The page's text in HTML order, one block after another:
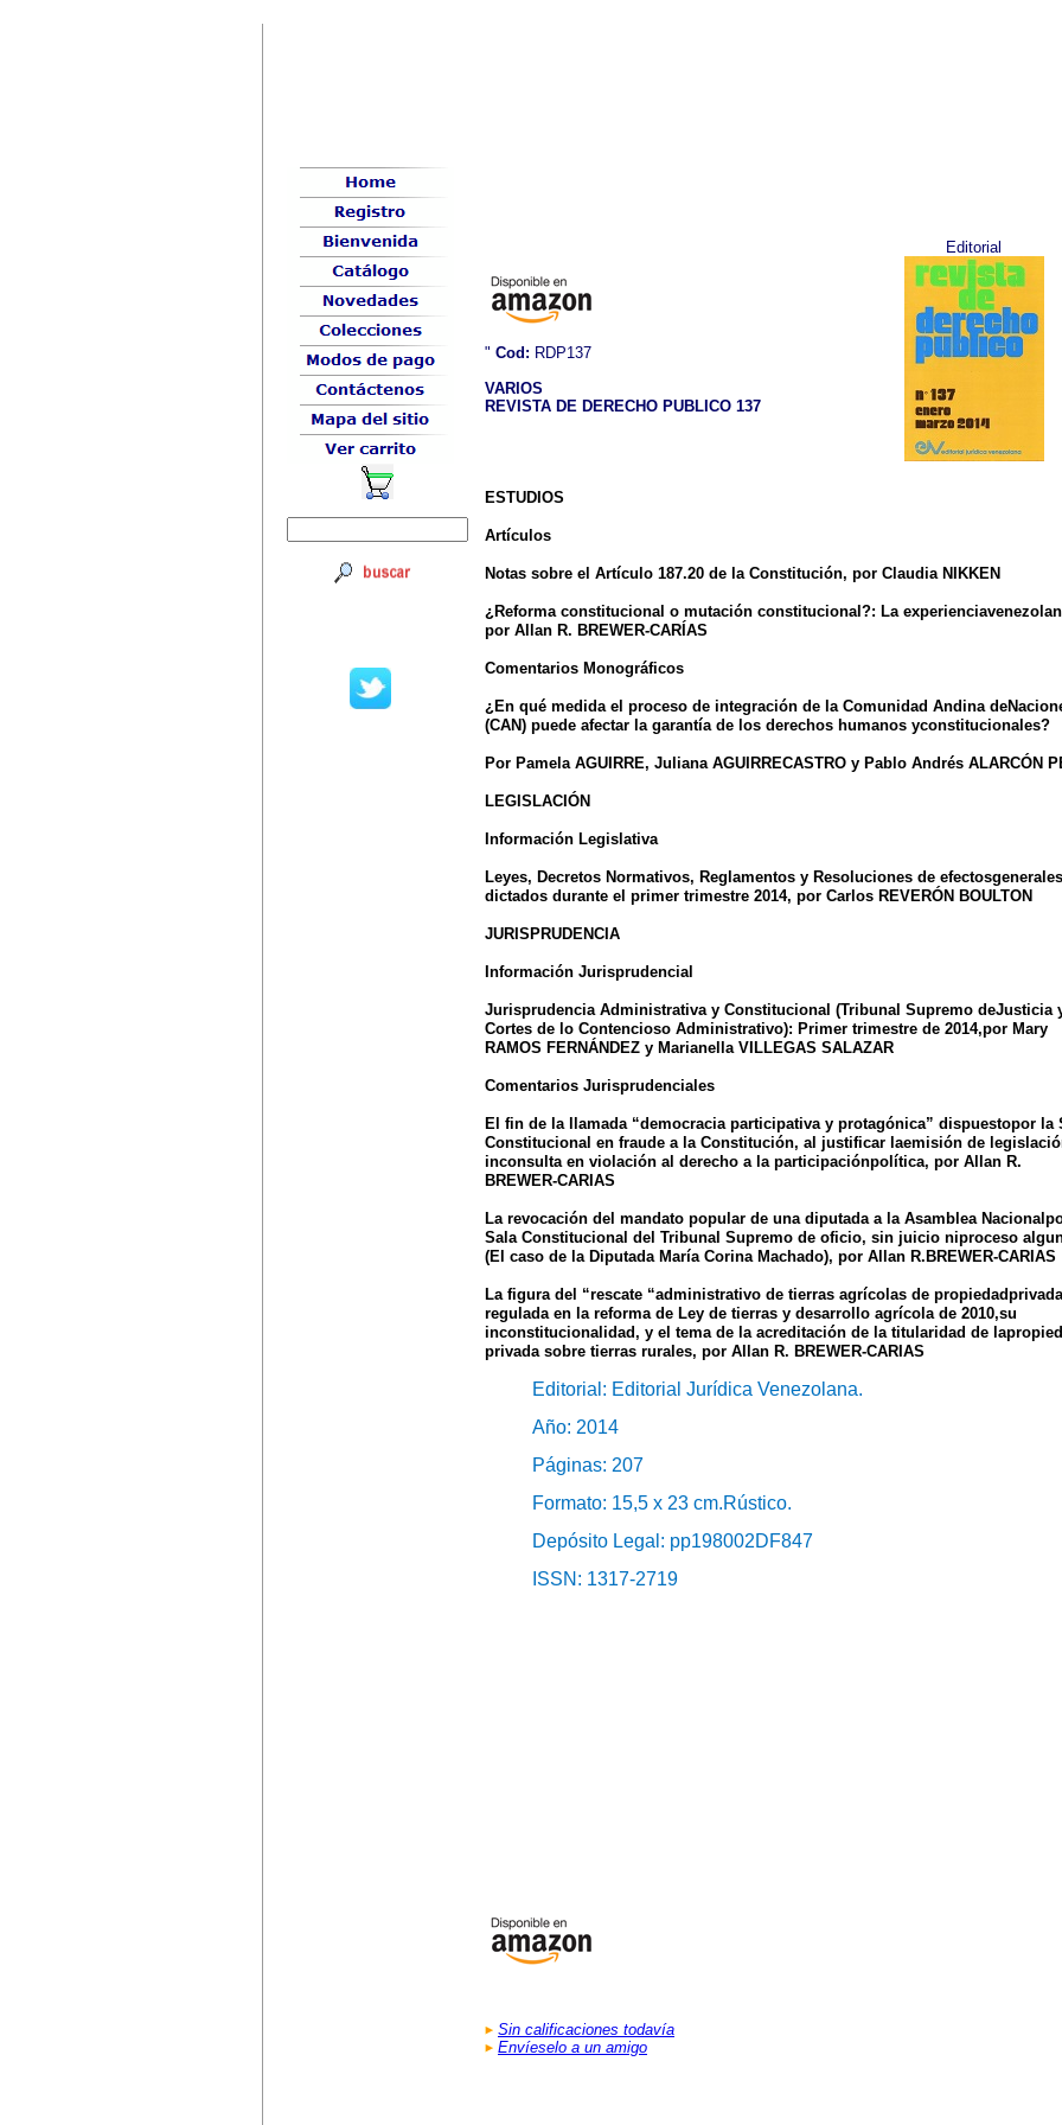
" Cod: RDP137
VARIOS
REVISTA DE DERECHO PUBLICO 137
Editorial
ESTUDIOS
Artículos
Notas sobre el Artículo 187.20 de la Constitución, por Claudia NIKKEN
¿Reforma constitucional o mutación constitucional?: La
por Allan R. BREWER-CARÍAS
Comentarios Monográficos
¿En qué medida el proceso de integración de la Comunidad Andina
(CAN) puede afectar la garantía de los derechos humanos yconstitucionales?
Por Pamela AGUIRRE, Juliana AGUIRRECASTRO y Pablo Andrés ALARCÓN
LEGISLACIÓN
Información Legislativa
Leyes, Decretos Normativos, Reglamentos y Resoluciones de efectosgenerales
dictados durante el primer trimestre 2014, por Carlos REVERÓN BOULTON
JURISPRUDENCIA
Información Jurisprudencial
Jurisprudencia Administrativa y Constitucional (Tribunal Supremo deJusticia
Cortes de lo Contencioso Administrativo): Primer trimestre de 2014,por Mary
RAMOS FERNÁNDEZ y Marianella VILLEGAS SALAZAR
Comentarios Jurisprudenciales
El fin de la llamada “democracia participativa y protagónica” dispuestopor la
Constitucional en fraude a la Constitución, al justificar laemisión de
inconsulta en violación al derecho a la participaciónpolítica, por Allan R.
BREWER-CARIAS
La revocación del mandato popular de una diputada a la Asamblea
Sala Constitucional del Tribunal Supremo de oficio, sin juicio niproceso
(El caso de la Diputada María Corina Machado), por Allan R.BREWER-CARIAS
La figura del “rescate “administrativo de tierras agrícolas de propiedadprivada
regulada en la reforma de Ley de tierras y desarrollo agrícola de 2010,su
inconstitucionalidad, y el tema de la acreditación de la titularidad de
privada sobre tierras rurales, por Allan R. BREWER-CARIAS
Editorial: Editorial Jurídica Venezolana.
Año: 2014
Páginas: 207
Formato: 15,5 x 23 cm.Rústico.
Depósito Legal: pp198002DF847
ISSN: 1317-2719
Sin calificaciones todavía
Envíeselo a un amigo